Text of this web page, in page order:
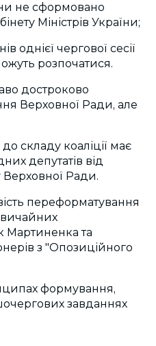
не сформовано
Міністрів України;
однієї чергової сесії
розпочатися.
достроково
Верховної Ради, але
складу коаліції має
депутатів від
Верховної Ради.
переформатування
Мартиненка та
з "Опозиційного
формування,
завданнях